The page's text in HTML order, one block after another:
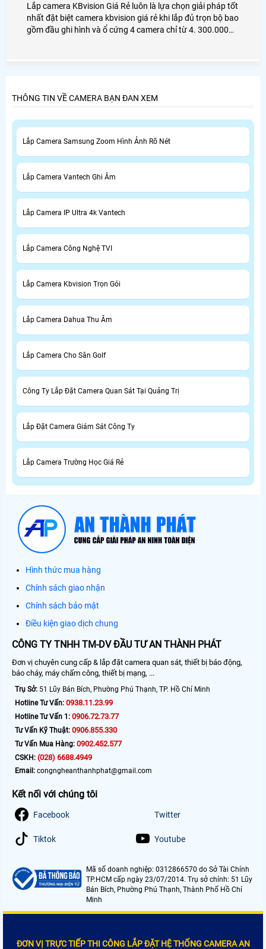
Lắp camera KBvision Giá Rẻ luôn là lựa chọn giải pháp tốt
nhất đặt biệt camera kbvision giá rẻ khi lắp đủ trọn bộ bao
gồm đầu ghi hình và ổ cứng 4 camera chỉ từ 4. 300.000
THÔNG TIN VỀ CAMERA BẠN ĐAN XEM
Lắp Camera Samsung Zoom Hình Ảnh Rõ Nét
Lắp Camera Vantech Ghi Âm
Lắp Camera IP Ultra 4k Vantech
Lắp Camera Công Nghệ TVI
Lắp Camera Kbvision Trọn Gói
Lắp Camera Dahua Thu Âm
Lắp Camera Cho Sân Golf
Công Ty Lắp Đặt Camera Quan Sát Tại Quảng Trị
Lắp Đặt Camera Giám Sát Công Ty
Lắp Camera Trường Học Giá Rẻ
Hình thức mua hàng
Chính sách giao nhận
Chính sách bảo mật
Điều kiện giao dịch chung
CÔNG TY TNHH TM-DV ĐẦU TƯ AN THÀNH PHÁT
Đơn vị chuyên cung cấp & lắp đặt camera quan sát, thiết bị báo động,
báo cháy, máy chấm công, thiết bị mạng, ...
Trụ Sở: 51 Lũy Bán Bích, Phường Phú Thạnh, TP. Hồ Chí Minh
Hotline Tư Vấn: 0938.11.23.99
Hotline Tư Vấn 1: 0906.72.73.77
Tư Vấn Kỹ Thuật: 0906.855.330
Tư Vấn Mua Hàng: 0902.452.577
CSKH: (028) 6688.4949
Email: congngheanthanhphat@gmail.com
Kết nối với chúng tôi
Facebook Twitter
Tiktok Youtube
Mã số doanh nghiệp: 0312866570 do Sở Tài Chính
TP.HCM cấp ngày 23/07/2014. Trụ sở chính: 51 Lũy
Bán Bích, Phường Phú Thạnh, Thành Phố Hồ Chí
Minh
ĐƠN VỊ TRỰC TIẾP THI CÔNG LẮP ĐẶT HỆ THỐNG CAMERA AN